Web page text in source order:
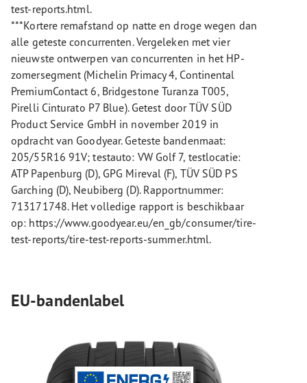
test-reports.html.
***Kortere remafstand op natte en droge wegen dan
alle geteste concurrenten. Vergeleken met vier
nieuwste ontwerpen van concurrenten in het HP-
zomersegment (Michelin Primacy 4, Continental
PremiumContact 6, Bridgestone Turanza T005,
Pirelli Cinturato P7 Blue). Getest door TÜV SÜD
Product Service GmbH in november 2019 in
opdracht van Goodyear. Geteste bandenmaat:
205/55R16 91V; testauto: VW Golf 7, testlocatie:
ATP Papenburg (D), GPG Mireval (F), TÜV SÜD PS
Garching (D), Neubiberg (D). Rapportnummer:
713171748. Het volledige rapport is beschikbaar
op: https://www.goodyear.eu/en_gb/consumer/tire-
test-reports/tire-test-reports-summer.html.
EU-bandenlabel